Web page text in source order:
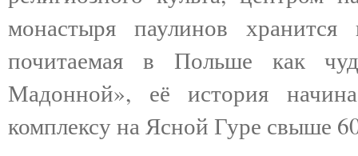
монастыря паулинов
почитаемая в Польше как
Мадонной», её история
комплексу на Ясной Гуре свыше